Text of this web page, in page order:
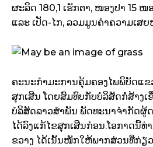
ຜະລິດ 180,1 ເຮັກຕາ, ໜອງປາ 15
ແລະ ເປັດ-ໄກ, ລວມມູນຄ່າຄວາມເສ
ຄະນະກຳມະການຄຸ້ມຄອງໄພພິບັດແຂ
ສຸກເສີນ ໂດຍສົມທົບກັບບໍລິສັດກໍ່ສ້າງເ
ບໍລິສັດລາວສຳພັນ ພັດທະນາຈຳກັດຜູ້
ໄດ້ລົງແກ້ໄຂສຸກເສີນກ່ອນ.ໂອກາດນີ້ທ່
ຂວາງ ໄດ້ເນັ້ນໜັກໃຫ້ພາກສ່ວນທີ່ກ່ຽ